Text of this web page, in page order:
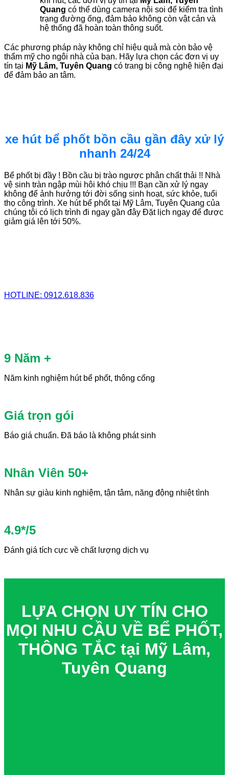
Quang có thể dùng camera nội soi để kiểm tra tình
trạng đường ống, đảm bảo không còn vật cản và
hệ thống đã hoàn toàn thông suốt.
Các phương pháp này không chỉ hiệu quả mà còn bảo vệ
thẩm mỹ cho ngôi nhà của bạn. Hãy lựa chọn các đơn vị uy
tín tại Mỹ Lâm, Tuyên Quang có trang bị công nghệ hiện đại
để đảm bảo an tâm.
xe hút bể phốt bồn cầu gần đây xử lý
nhanh 24/24
Bể phốt bị đầy ! Bồn cầu bị trào ngược phân chất thải !! Nhà
vệ sinh tràn ngập mùi hôi khó chịu !!! Bạn cần xử lý ngay
không để ảnh hưởng tới đời sống sinh hoạt, sức khỏe, tuổi
thọ công trình. Xe hút bể phốt tại Mỹ Lâm, Tuyên Quang của
chúng tôi có lịch trình đi ngay gần đây Đặt lịch ngay để được
giảm giá lên tới 50%.
HOTLINE: 0912.618.836
9 Năm +
Năm kinh nghiệm hút bể phốt, thông cống
Giá trọn gói
Báo giá chuẩn. Đã báo là không phát sinh
Nhân Viên 50+
Nhân sự giàu kinh nghiệm, tận tâm, năng động nhiệt tình
4.9*/5
Đánh giá tích cực về chất lượng dịch vụ
LỰA CHỌN UY TÍN CHO
MỌI NHU CẦU VỀ BỂ PHỐT,
THÔNG TẮC tại Mỹ Lâm,
Tuyên Quang